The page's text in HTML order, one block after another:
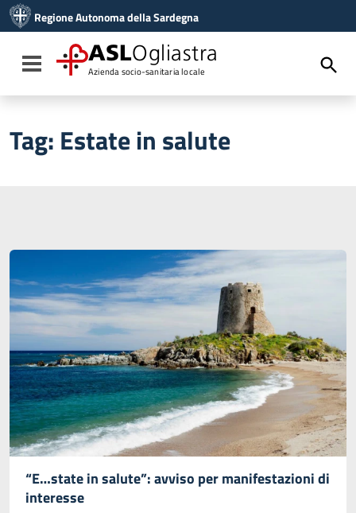
Vai al menu di navigazione
Vai al footer
Regione Autonoma della Sardegna
Toggle navigation
ASLOgliastra
Azienda socio-sanitaria locale
Tag: Estate in salute
“E…state in salute”: avviso per manifestazioni di
interesse